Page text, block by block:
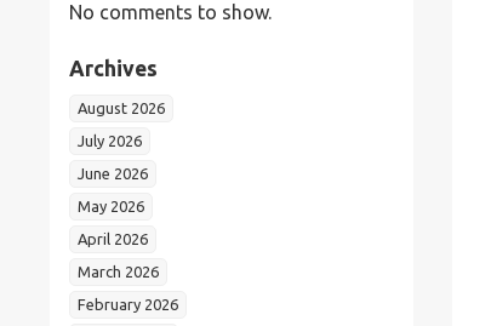
No comments to show.
Archives
August 2026
July 2026
June 2026
May 2026
April 2026
March 2026
February 2026